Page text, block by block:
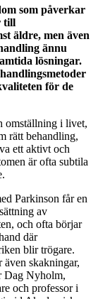
som påverkar
till
äldre, men även
ännu
lösningar.
för de
omställning i livet,
rätt behandling,
ett aktivt och
är ofta subtila
Parkinson får en
av
och ofta börjar
där
blir trögare.
även skakningar,
Dag Nyholm,
och professor i